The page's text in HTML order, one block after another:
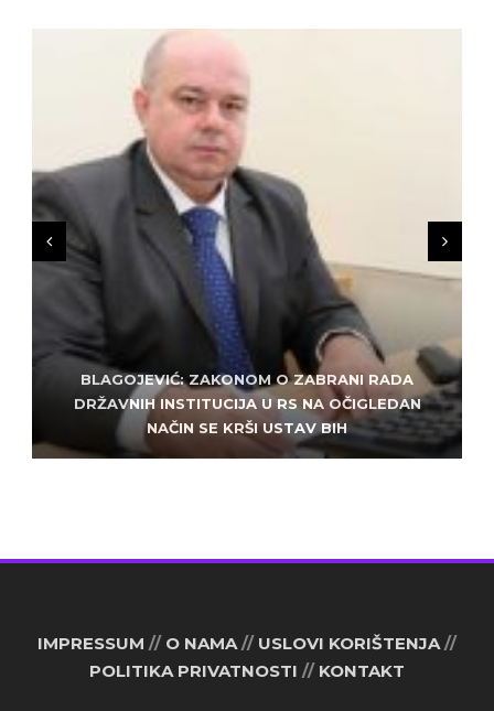
BLAGOJEVIĆ: ZAKONOM O ZABRANI RADA
DRŽAVNIH INSTITUCIJA U RS NA OČIGLEDAN
NAČIN SE KRŠI USTAV BIH
ZLATKO MILETIĆ: DODIK NEMA KUD OD
KRIMINALA, LJUDE IZ REPUBLIEK SRPSKE VUČE U
HAOS
SARAJEVO: ALEM MUDŽELET – ČOVJEK OD
POVJERENJA
IMPRESSUM // O NAMA// USLOVI KORIŠTENJA//
POLITIKA PRIVATNOSTI // KONTAKT